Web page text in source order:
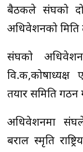
बैठकले संघको
अधिवेशनको मिति
संघको
वि.क,कोषाध्यक्ष
तयार समिति गठन
अधिवेशनमा
बराल स्मृति